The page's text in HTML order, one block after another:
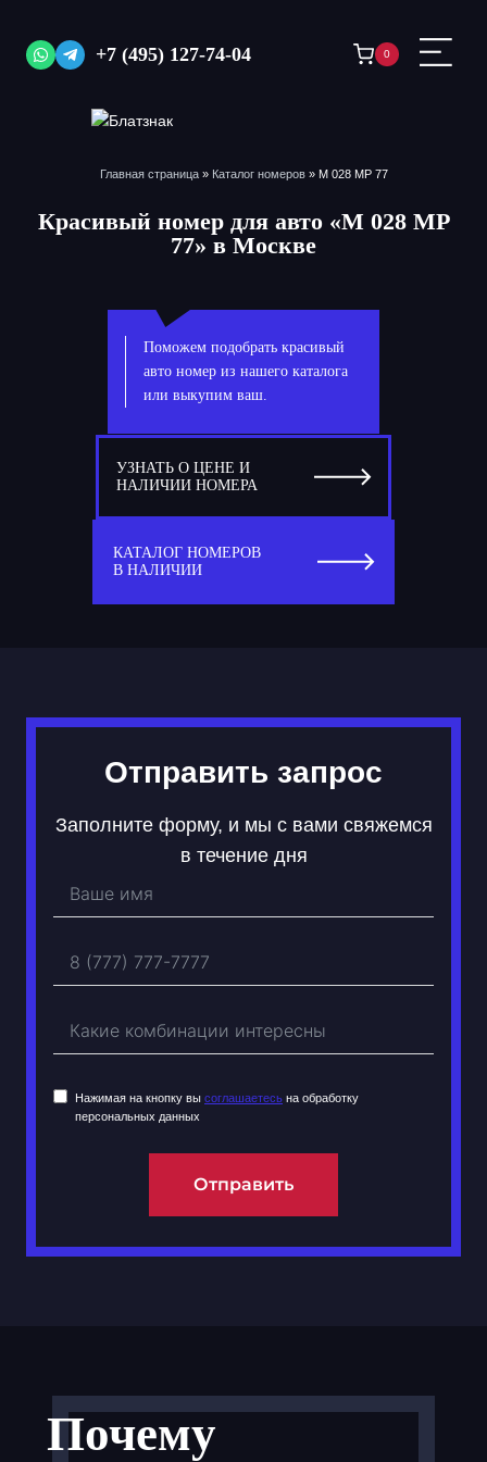
содержимому+7 (495) 127-74-04 0
Главная страница» Каталог номеров» М 028 МР 77
Красивый номер для авто «М 028 МР
77» в Москве
Поможем подобрать красивый
авто номер из нашего каталога
или выкупим ваш.
М 028 МР
УЗНАТЬ О ЦЕНЕ И
НАЛИЧИИ НОМЕРА
КАТАЛОГ НОМЕРОВ
В НАЛИЧИИ
Отправить запрос
Заполните форму, и мы с вами свяжемся
в течение дня
Нажимая на кнопку вы соглашаетесь на обработку
персональных данных
Отправить
Почему